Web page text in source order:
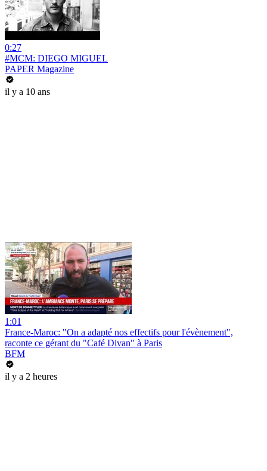
0:27
#MCM: DIEGO MIGUEL
PAPER Magazine
il y a 10 ans
1:01
France-Maroc: "On a adapté nos effectifs pour l'évènement",
raconte ce gérant du "Café Divan" à Paris
BFM
il y a 2 heures